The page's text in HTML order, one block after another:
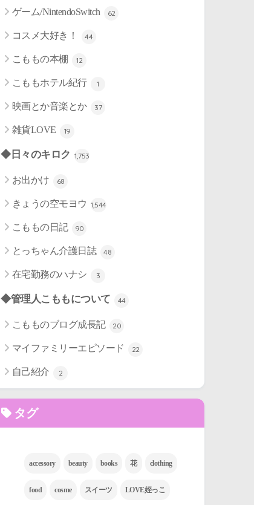
ゲーム/NintendoSwitch 62
コスメ大好き！ 44
こももの本棚 12
こももホテル紀行 1
映画とか音楽とか 37
雑貨LOVE 19
◆日々のキロク 1,753
お出かけ 68
きょうの空モヨウ 1,544
こももの日記 90
とっちゃん介護日誌 48
在宅勤務のハナシ 3
◆管理人こももについて 44
こもものブログ成長記 20
マイファミリーエピソード 22
自己紹介 2
タグ
accessory beauty books 花 clothing
food cosme スイーツ LOVE姪っこ